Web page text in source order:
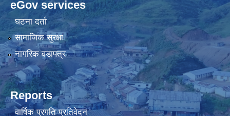
eGov services
घटना दर्ता
सामाजिक सुरक्षा
नागरिक वडापत्र
Reports
वार्षिक प्रगति प्रतिवेदन